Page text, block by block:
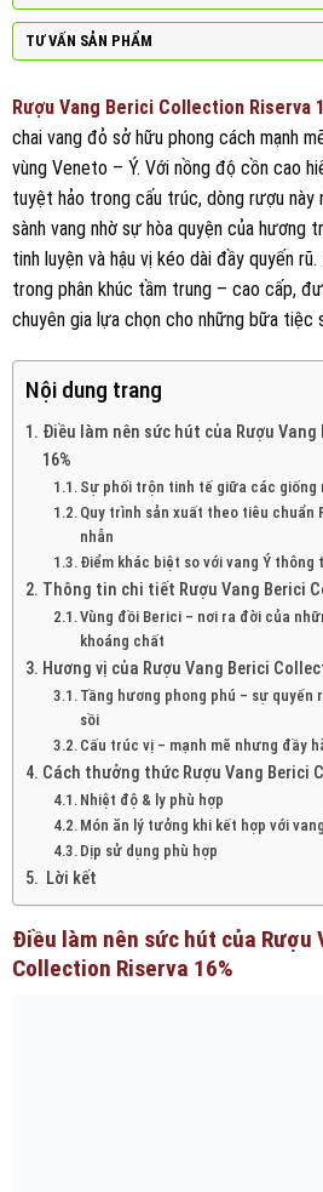
TƯ VẤN SẢN PHẨM
Rượu Vang Berici Collection Riserva
chai vang đỏ sở hữu phong cách mạnh
vùng Veneto – Ý. Với nồng độ cồn cao
tuyệt hảo trong cấu trúc, dòng rượu này
sành vang nhờ sự hòa quyện của hương
tinh luyện và hậu vị kéo dài đầy quyến
trong phân khúc tầm trung – cao cấp,
chuyên gia lựa chọn cho những bữa tiệc
Nội dung trang
Điều làm nên sức hút của Rượu
16%
Sự phối trộn tinh tế giữa các giống
Quy trình sản xuất theo tiêu chuẩn
nhẫn
Điểm khác biệt so với vang Ý thông
Thông tin chi tiết Rượu Vang Berici
Vùng đồi Berici – nơi ra đời của
khoáng chất
Hương vị của Rượu Vang Berici
Tầng hương phong phú – sự quyến
sồi
Cấu trúc vị – mạnh mẽ nhưng đầy
Cách thưởng thức Rượu Vang Berici
Nhiệt độ & ly phù hợp
Món ăn lý tưởng khi kết hợp với vang
Dịp sử dụng phù hợp
Lời kết
Điều làm nên sức hút của Rượu
Collection Riserva 16%